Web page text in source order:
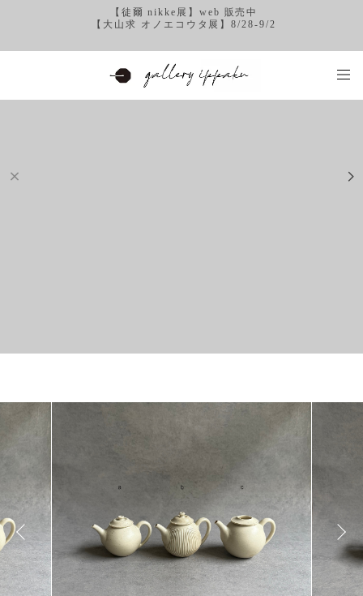
【徒爾 nikke展】web 販売中
【大山求 オノエコウタ展】8/28-9/2